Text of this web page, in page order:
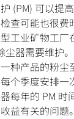
(PM) 可以提
查可能也很费
工业矿物工厂
尘器需要维护
种产品的粉尘
个季度安排一
每年的 PM 时
益有关的问题。